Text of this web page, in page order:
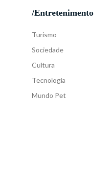
/Entretenimento
Turismo
Sociedade
Cultura
Tecnologia
Mundo Pet